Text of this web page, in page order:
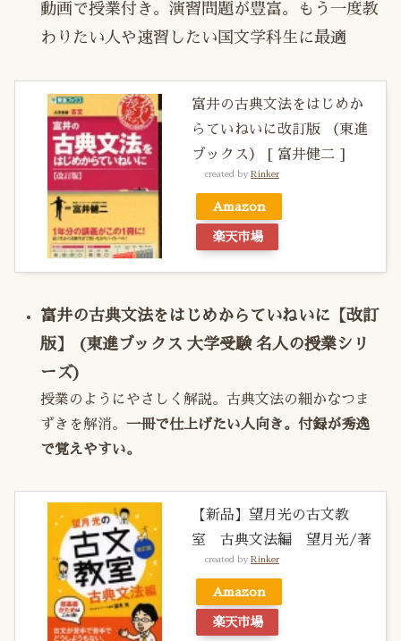
動画で授業付き。演習問題が豊富。もう一度教
わりたい人や速習したい国文学科生に最適
富井の古典文法をはじめか
らていねいに改訂版 （東進
ブックス） [ 富井健二 ]
created by Rinker
Amazon
楽天市場
富井の古典文法をはじめからていねいに【改訂
版】 (東進ブックス 大学受験 名人の授業シリ
ーズ)
授業のようにやさしく解説。古典文法の細かなつま
ずきを解消。一冊で仕上げたい人向き。付録が秀逸
で覚えやすい。
【新品】望月光の古文教
室 古典文法編 望月光/著
created by Rinker
Amazon
楽天市場